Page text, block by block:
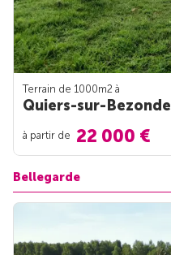
Terrain de 1000m2 à
Quiers-sur-Bezonde
à partir de 22 000 €
Bellegarde